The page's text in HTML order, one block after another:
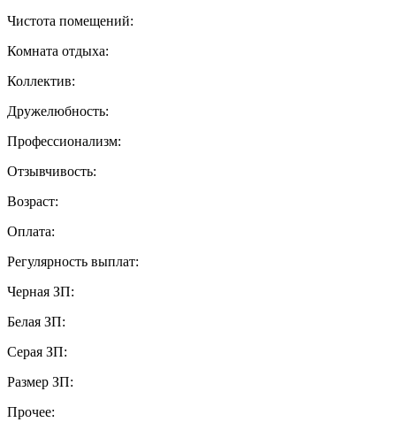
Чистота помещений:
Комната отдыха:
Коллектив:
Дружелюбность:
Профессионализм:
Отзывчивость:
Возраст:
Оплата:
Регулярность выплат:
Черная ЗП:
Белая ЗП:
Серая ЗП:
Размер ЗП:
Прочее: